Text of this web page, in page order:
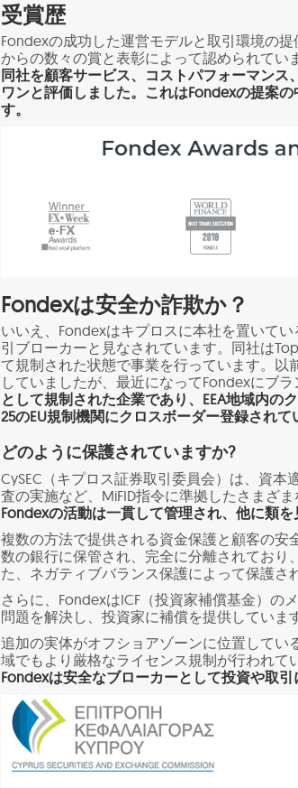
受賞歴
Fondexの成功した運営モデルと取引環境の
からの数々の賞と表彰によって認められてい
同社を顧客サービス、コストパフォーマン
ワンと評価しました。これはFondexの提案
す。
Fondexは安全か詐欺か？
いいえ、Fondexはキプロスに本社を置いて
引ブローカーと見なされています。同社は
て規制された状態で事業を行っています。以
していましたが、最近になってFondexにブラ
として規制された企業であり、EEA地域内の
25のEU規制機関にクロスボーダー登録されて
どのように保護されていますか?
CySEC（キプロス証券取引委員会）は、資
査の実施など、MiFID指令に準拠したさまざま
Fondexの活動は一貫して管理され、他に類を
複数の方法で提供される資金保護と顧客の
数の銀行に保管され、完全に分離されており
た、ネガティブバランス保護によって保護さ
さらに、FondexはICF（投資家補償基金）の
問題を解決し、投資家に補償を提供しています
追加の実体がオフショアゾーンに位置して
域でもより厳格なライセンス規制が行われて
Fondexは安全なブローカーとして投資や取引